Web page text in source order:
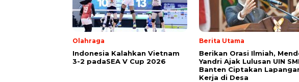
Olahraga
Indonesia Kalahkan Vietnam
3-2 padaSEA V Cup 2026
Berita Utama
Berikan Orasi Ilmiah,
Yandri Ajak Lulusan UIN
Banten Ciptakan
Kerja di Desa